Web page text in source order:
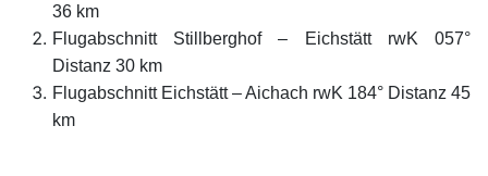
36 km
Flugabschnitt Stillberghof – Eichstätt rwK 057°
Distanz 30 km
Flugabschnitt Eichstätt – Aichach rwK 184° Distanz 45
km